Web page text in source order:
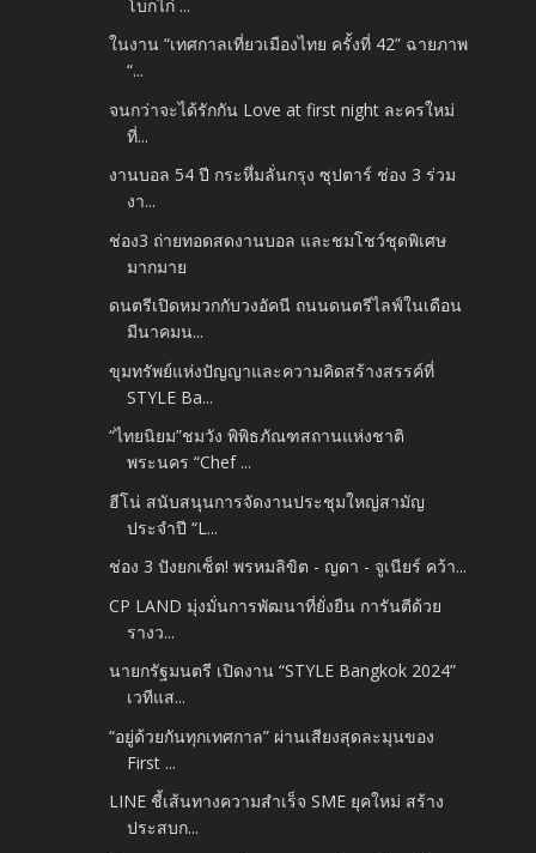
โบกไก่ ...
ในงาน “เทศกาลเที่ยวเมืองไทย ครั้งที่ 42” ฉายภาพ
“...
จนกว่าจะได้รักกัน Love at first night ละครใหม่
ที่...
งานบอล 54 ปี กระหึ่มลั่นกรุง ซุปตาร์ ช่อง 3 ร่วม
งา...
ช่อง3 ถ่ายทอดสดงานบอล และชมโชว์ชุดพิเศษ
มากมาย
ดนตรีเปิดหมวกกับวงอัคนี ถนนดนตรีไลฟ์ในเดือน
มีนาคมน...
ขุมทรัพย์แห่งปัญญาและความคิดสร้างสรรค์ที่
STYLE Ba...
“ไทยนิยม”ชมวัง พิพิธภัณฑสถานแห่งชาติ
พระนคร “Chef ...
ฮีโน่ สนับสนุนการจัดงานประชุมใหญ่สามัญ
ประจำปี “L...
ช่อง 3 ปังยกเซ็ต! พรหมลิขิต - ญดา - จูเนียร์ คว้า...
CP LAND มุ่งมั่นการพัฒนาที่ยั่งยืน การันตีด้วย
รางว...
นายกรัฐมนตรี เปิดงาน “STYLE Bangkok 2024”
เวทีแส...
“อยู่ด้วยกันทุกเทศกาล” ผ่านเสียงสุดละมุนของ
First ...
LINE ชี้เส้นทางความสำเร็จ SME ยุคใหม่ สร้าง
ประสบก...